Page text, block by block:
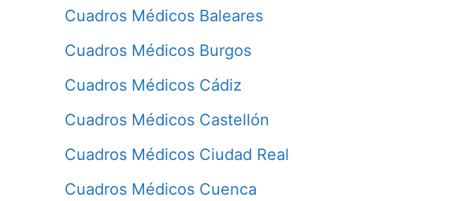
Cuadros Médicos Baleares
Cuadros Médicos Burgos
Cuadros Médicos Cádiz
Cuadros Médicos Castellón
Cuadros Médicos Ciudad Real
Cuadros Médicos Cuenca